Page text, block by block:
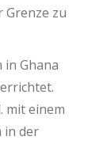
Grenze zu
Ghana
mit einem
in der